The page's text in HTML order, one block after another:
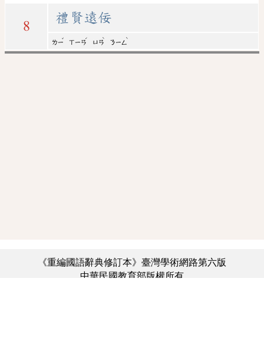
8
禮賢遠佞
ㄌㄧ
ˇ
ㄒㄧㄢ
ˊ
ㄩㄢ
ˋ
ㄋㄧㄥ
ˋ
《重編國語辭典修訂本》臺灣學術網路第六版
中華民國教育部版權所有